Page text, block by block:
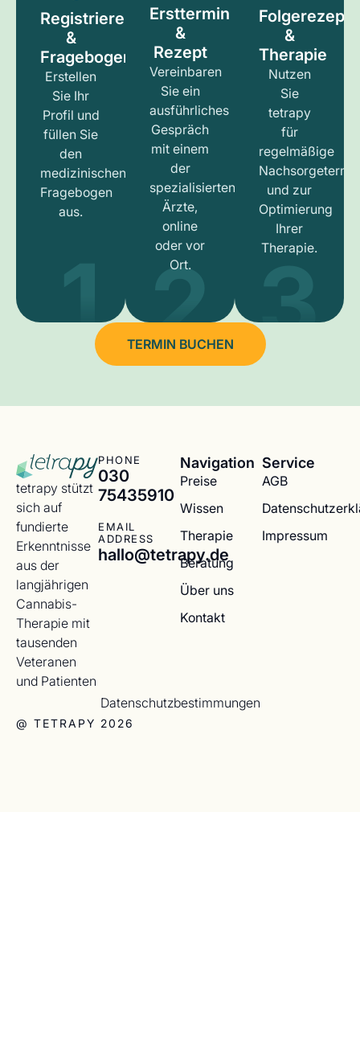
Registrieren
&
Fragebogen
Erstellen
Sie Ihr
Profil und
füllen Sie
den
medizinischen
Fragebogen
aus.
1
Ersttermin
&
Rezept
Vereinbaren
Sie ein
ausführliches
Gespräch
mit einem
der
spezialisierten
Ärzte,
online
oder vor
Ort.
2
Folgerezept
&
Therapie
Nutzen
Sie
tetrapy
für
regelmäßige
und zur
Optimierung
Ihrer
Therapie.
3
TERMIN BUCHEN
tetrapy stützt
sich auf
fundierte
Erkenntnisse
aus der
langjährigen
Cannabis-
Therapie mit
tausenden
Veteranen
und Patienten
PHONE
030
75435910
EMAIL
ADDRESS
hallo@tetrapy.de
Navigation
Preise
Wissen
Therapie
Beratung
Über uns
Kontakt
Service
AGB
Impressum
@ TETRAPY 2026
Datenschutzbestimmungen